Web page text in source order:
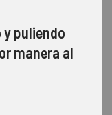
puliendo
manera al